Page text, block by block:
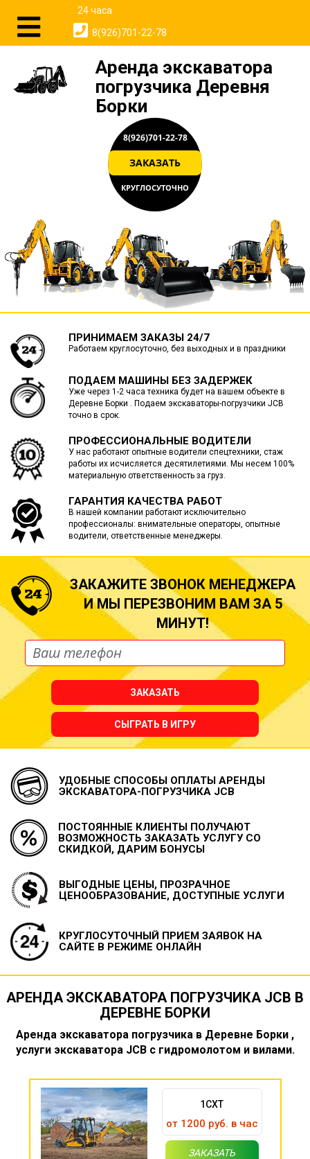
Аренда экскаватора
погрузчика Деревня
Борки
8(926)701-22-78
ЗАКАЗАТЬ
КРУГЛОСУТОЧНО
24 часа
8(926)701-22-78
ПРИНИМАЕМ ЗАКАЗЫ 24/7
Работаем круглосуточно, без выходных и в праздники
ПОДАЕМ МАШИНЫ БЕЗ ЗАДЕРЖЕК
Уже через 1-2 часа техника будет на вашем объекте в
Деревне Борки . Подаем экскаваторы-погрузчики JCB
точно в срок.
ПРОФЕССИОНАЛЬНЫЕ ВОДИТЕЛИ
У нас работают опытные водители спецтехники, стаж
работы их исчисляется десятилетиями. Мы несем 100%
материальную ответственность за груз.
ГАРАНТИЯ КАЧЕСТВА РАБОТ
В нашей компании работают исключительно
профессионалы: внимательные операторы, опытные
водители, ответственные менеджеры.
ЗАКАЖИТЕ ЗВОНОК МЕНЕДЖЕРА
И МЫ ПЕРЕЗВОНИМ ВАМ ЗА 5
МИНУТ!
ЗАКАЗАТЬ
СЫГРАТЬ В ИГРУ
УДОБНЫЕ СПОСОБЫ ОПЛАТЫ АРЕНДЫ
ЭКСКАВАТОРА-ПОГРУЗЧИКА JCB
ПОСТОЯННЫЕ КЛИЕНТЫ ПОЛУЧАЮТ
ВОЗМОЖНОСТЬ ЗАКАЗАТЬ УСЛУГУ СО
СКИДКОЙ, ДАРИМ БОНУСЫ
ВЫГОДНЫЕ ЦЕНЫ, ПРОЗРАЧНОЕ
ЦЕНООБРАЗОВАНИЕ, ДОСТУПНЫЕ УСЛУГИ
КРУГЛОСУТОЧНЫЙ ПРИЕМ ЗАЯВОК НА
САЙТЕ В РЕЖИМЕ ОНЛАЙН
АРЕНДА ЭКСКАВАТОРА ПОГРУЗЧИКА JCB В
ДЕРЕВНЕ БОРКИ
Аренда экскаватора погрузчика в Деревне Борки ,
услуги экскаватора JCB с гидромолотом и вилами.
1CXT
от 1200 руб. в час
ЗАКАЗАТЬ